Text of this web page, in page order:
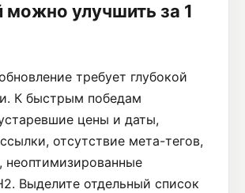
можно улучшить за 1
требует глубокой
К быстрым победам
цены и даты,
отсутствие мета-тегов,
неоптимизированные
Выделите отдельный список